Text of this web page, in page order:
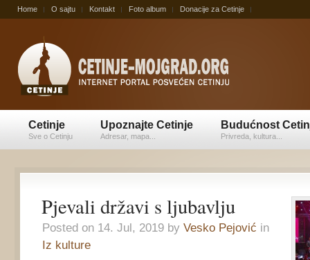
Home O sajtu Kontakt Foto album Donacije za Cetinje
Cetinje
Sve o Cetinju
Upoznajte Cetinje
Adresar, mapa...
Budućnost
Privreda, kultura...
Pjevali državi s ljubavlju
Posted on 14. Jul, 2019 by Vesko Pejović in
Iz kulture